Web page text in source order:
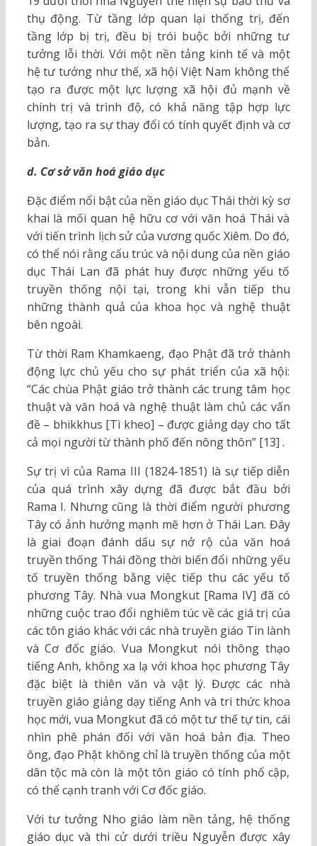
thụ động. Từ tầng lớp quan lại thống trị, đến
tầng lớp bị trị, đều bị trói buộc bởi những tư
tưởng lỗi thời. Với một nền tảng kinh tế và một
hệ tư tưởng như thế, xã hội Việt Nam không thể
tạo ra được một lực lượng xã hội đủ mạnh về
chính trị và trình độ, có khả năng tập hợp lực
lượng, tạo ra sự thay đổi có tính quyết định và cơ
bản.
d. Cơ sở văn hoá giáo dục
Đặc điểm nổi bật của nền giáo dục Thái thời kỳ sơ
khai là mối quan hệ hữu cơ với văn hoá Thái và
với tiến trình lịch sử của vương quốc Xiêm. Do đó,
có thể nói rằng cấu trúc và nội dung của nền giáo
dục Thái Lan đã phát huy được những yếu tố
truyền thống nội tại, trong khi vẫn tiếp thu
những thành quả của khoa học và nghệ thuật
bên ngoài.
Từ thời Ram Khamkaeng, đạo Phật đã trở thành
động lực chủ yếu cho sự phát triển của xã hội:
“Các chùa Phật giáo trở thành các trung tâm học
thuật và văn hoá và nghệ thuật làm chủ các vấn
đề – bhikkhus [Tì kheo] – được giảng dạy cho tất
cả mọi người từ thành phố đến nông thôn” [13] .
Sự trị vì của Rama III (1824-1851) là sự tiếp diễn
của quá trình xây dựng đã được bắt đầu bởi
Rama I. Nhưng cũng là thời điểm người phương
Tây có ảnh hưởng mạnh mẽ hơn ở Thái Lan. Đây
là giai đoạn đánh dấu sự nở rộ của văn hoá
truyền thống Thái đồng thời biến đổi những yếu
tố truyền thống bằng việc tiếp thu các yếu tố
phương Tây. Nhà vua Mongkut [Rama IV] đã có
những cuộc trao đổi nghiêm túc về các giá trị của
các tôn giáo khác với các nhà truyền giáo Tin lành
và Cơ đốc giáo. Vua Mongkut nói thông thạo
tiếng Anh, không xa lạ với khoa học phương Tây
đặc biệt là thiên văn và vật lý. Được các nhà
truyền giáo giảng dạy tiếng Anh và tri thức khoa
học mới, vua Mongkut đã có một tư thế tự tin, cái
nhìn phê phán đối với văn hoá bản địa. Theo
ông, đạo Phật không chỉ là truyền thống của một
dân tộc mà còn là một tôn giáo có tính phổ cập,
có thể cạnh tranh với Cơ đốc giáo.
Với tư tưởng Nho giáo làm nền tảng, hệ thống
giáo dục và thi cử dưới triều Nguyễn được xây